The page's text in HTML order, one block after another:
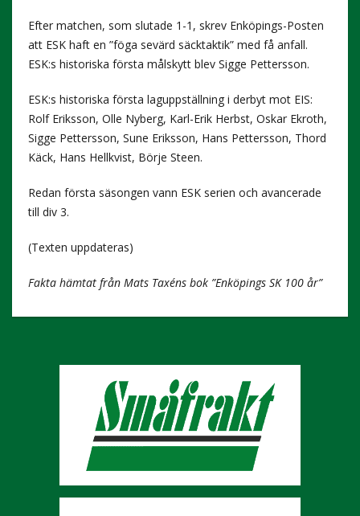
Efter matchen, som slutade 1-1, skrev Enköpings-Posten
att ESK haft en ”föga sevärd säcktaktik” med få anfall.
ESK:s historiska första målskytt blev Sigge Pettersson.
ESK:s historiska första laguppställning i derbyt mot EIS:
Rolf Eriksson, Olle Nyberg, Karl-Erik Herbst, Oskar Ekroth,
Sigge Pettersson, Sune Eriksson, Hans Pettersson, Thord
Käck, Hans Hellkvist, Börje Steen.
Redan första säsongen vann ESK serien och avancerade
till div 3.
(Texten uppdateras)
Fakta hämtat från Mats Taxéns bok ”Enköpings SK 100 år”